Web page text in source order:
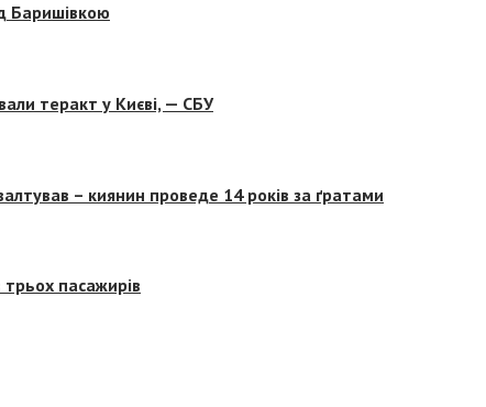
Баришівкою
теракт у Києві, — СБУ
– киянин проведе 14 років за ґратами
пасажирів